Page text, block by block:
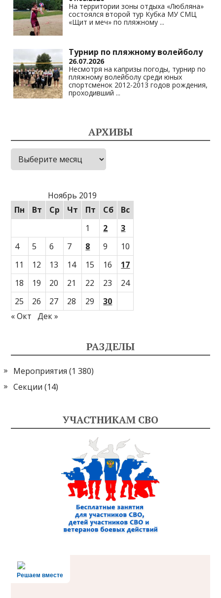
На территории зоны отдыха «Любляна»
состоялся второй тур Кубка МУ СМЦ
«Щит и меч» по пляжному ...
Турнир по пляжному волейболу
26.07.2026
Несмотря на капризы погоды, турнир по
пляжному волейболу среди юных
спортсменок 2012-2013 годов рождения,
проходивший ...
АРХИВЫ
Архивы
Ноябрь 2019
Пн
Вт Ср Чт Пт Сб
Вс
1
2
3
4
5 6 7 8 9
10
11
12 13 14 15 16
17
18
19 20 21 22 23
24
25
26 27 28 29
30
« Окт
Дек »
РАЗДЕЛЫ
Мероприятия (1 380)
Секции (14)
УЧАСТНИКАМ СВО
Решаем вместе